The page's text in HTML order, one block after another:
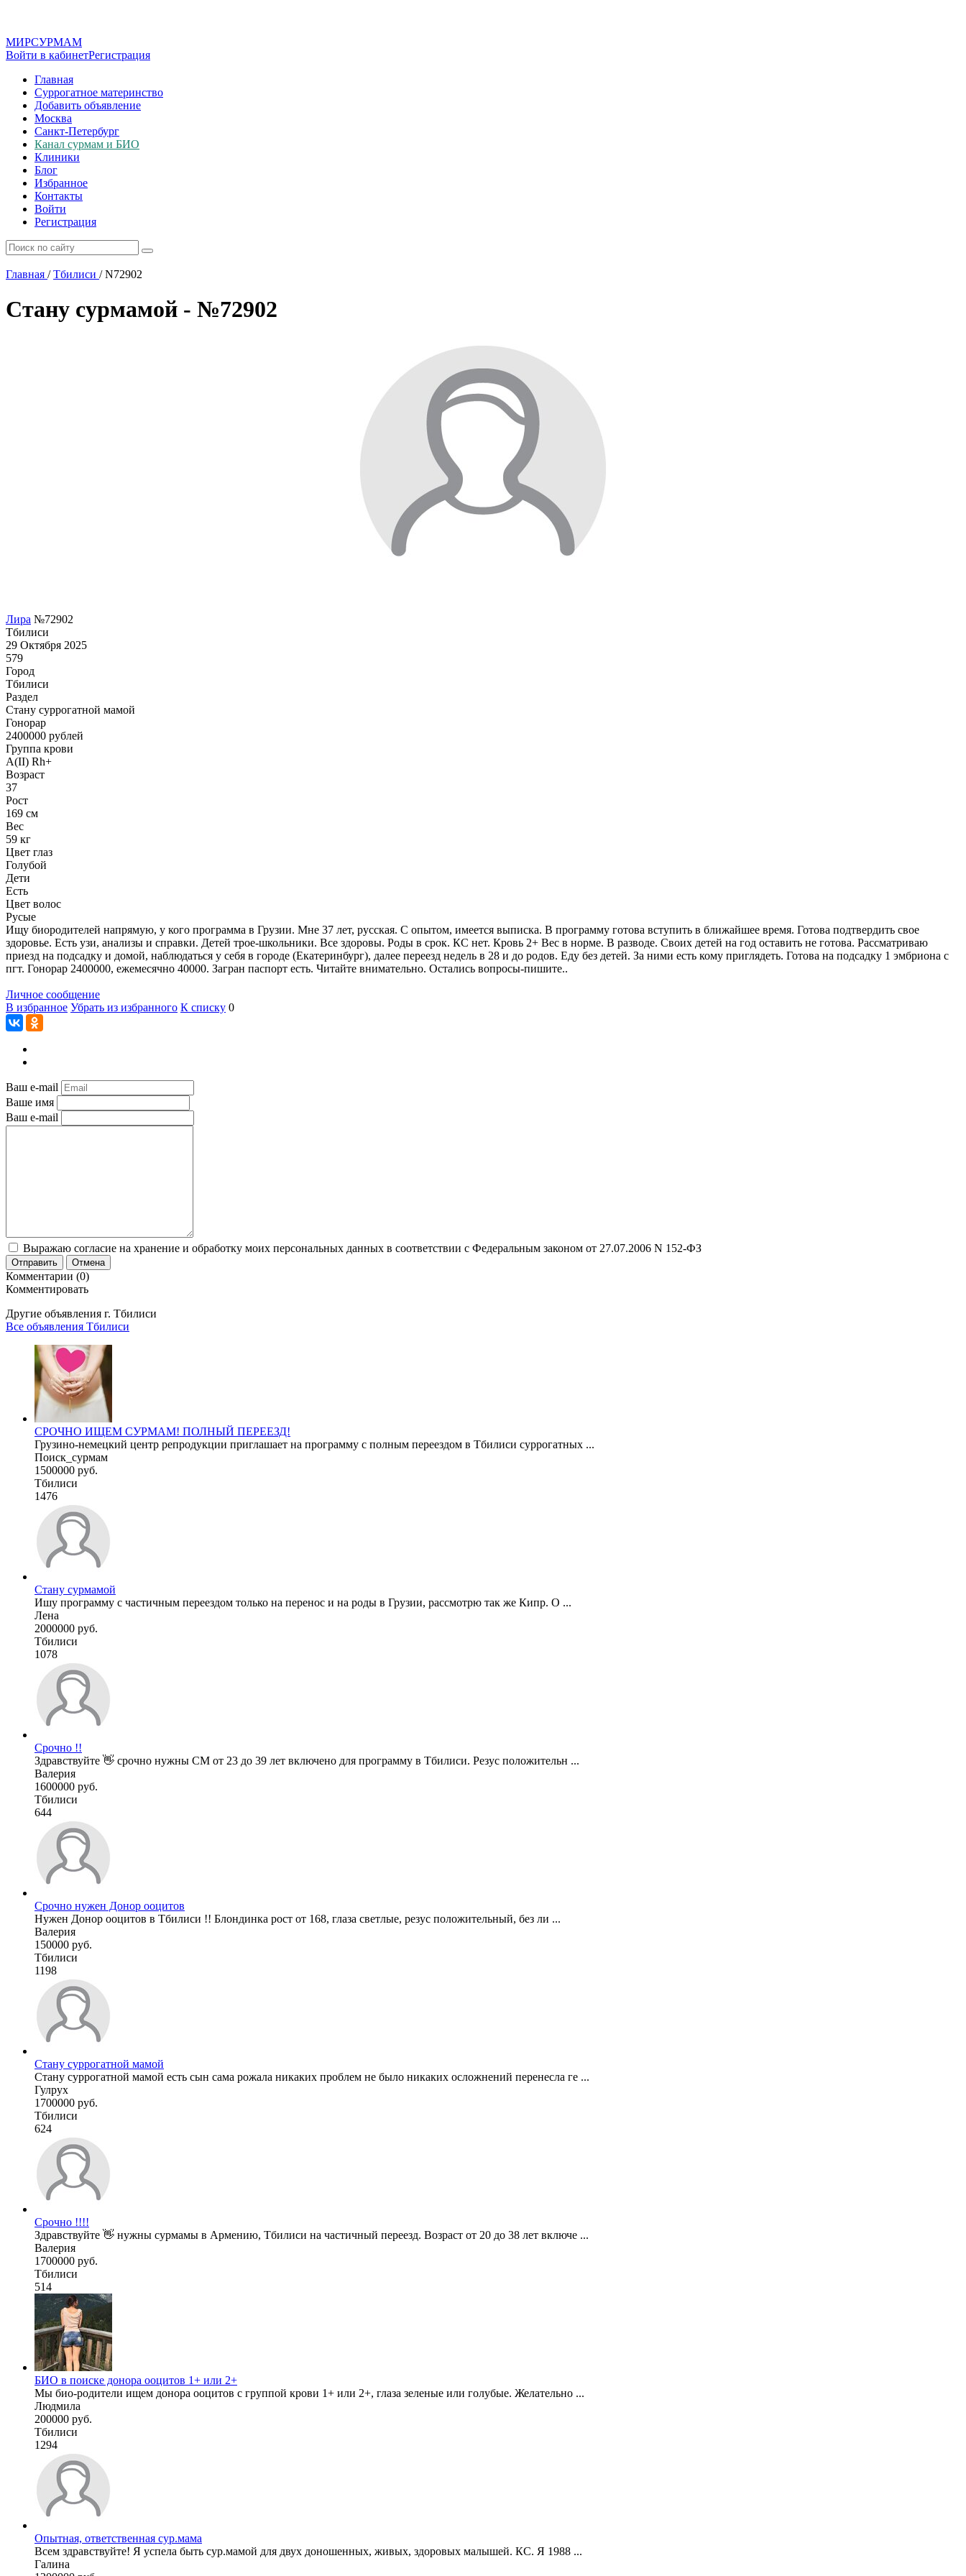
МИРСУРМАМ
Войти в кабинетРегистрация
Главная
Суррогатное материнство
Добавить объявление
Москва
Санкт-Петербург
Канал сурмам и БИО
Клиники
Блог
Избранное
Контакты
Войти
Регистрация
Главная / Тбилиси /N72902
Стану сурмамой - №72902
Лира №72902
Тбилиси
29 Октября 2025
579
Город
Тбилиси
Раздел
Cтану суррогатной мамой
Гонoрар
2400000 рублей
Группа крови
A(II) Rh+
Возраст
37
Рост
169 см
Вес
59 кг
Цвет глаз
Голубой
Дети
Есть
Цвет волос
Русые
Ищу биородителей напрямую, у кого программа в Грузии. Мне 37 лет, русская. С опытом, имеется выписка. В программу готова вступить в ближайшее время. Готова подтвердить свое
здоровье. Есть узи, анализы и справки. Детей трое-школьники. Все здоровы. Роды в срок. КС нет. Кровь 2+ Вес в норме. В разводе. Своих детей на год оставить не готова. Рассматриваю
приезд на подсадку и домой, наблюдаться у себя в городе (Екатеринбург), далее переезд недель в 28 и до родов. Еду без детей. За ними есть кому приглядеть. Готова на подсадку 1 эмбриона с
пгт. Гонорар 2400000, ежемесячно 40000. Загран паспорт есть. Читайте внимательно. Остались вопросы-пишите..
Личное сообщение
В избранное Убрать из избранного К списку 0
Ваш e-mail
Ваше имя
Ваш e-mail
Выражаю согласие на хранение и обработку моих персональных данных в соответствии с Федеральным законом от 27.07.2006 N 152-ФЗ
Отправить Отмена
Комментарии (0)
Комментировать
Другие объявления г. Тбилиси
Все объявления Тбилиси
СРОЧНО ИЩЕМ СУРМАМ! ПОЛНЫЙ ПЕРЕЕЗД!
Грузино-немецкий центр репродукции приглашает на программу с полным переездом в Тбилиси суррогатных ...
Поиск_сурмам
1500000 руб.
Тбилиси
1476
Стану сурмамой
Ишу программу с частичным переездом только на перенос и на роды в Грузии, рассмотрю так же Кипр. О ...
Лена
2000000 руб.
Тбилиси
1078
Срочно !!
Здравствуйте 👋 срочно нужны СМ от 23 до 39 лет включено для программу в Тбилиси. Резус положительн ...
Валерия
1600000 руб.
Тбилиси
644
Срочно нужен Донор ооцитов
Нужен Донор ооцитов в Тбилиси !! Блондинка рост от 168, глаза светлые, резус положительный, без ли ...
Валерия
150000 руб.
Тбилиси
1198
Стану суррогатной мамой
Стану суррогатной мамой есть сын сама рожала никаких проблем не было никаких осложнений перенесла ге ...
Гулрух
1700000 руб.
Тбилиси
624
Срочно !!!!
Здравствуйте 👋 нужны сурмамы в Армению, Тбилиси на частичный переезд. Возраст от 20 до 38 лет включе ...
Валерия
1700000 руб.
Тбилиси
514
БИО в поиске донора ооцитов 1+ или 2+
Мы био-родители ищем донора ооцитов с группой крови 1+ или 2+, глаза зеленые или голубые. Желательно ...
Людмила
200000 руб.
Тбилиси
1294
Опытная, ответственная сур.мама
Всем здравствуйте! Я успела быть сур.мамой для двух доношенных, живых, здоровых малышей. КС. Я 1988 ...
Галина